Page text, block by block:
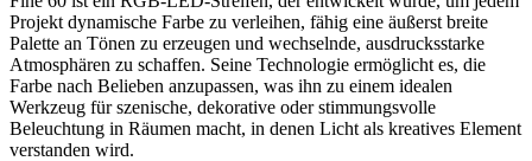
Projekt dynamische Farbe zu verleihen, fähig eine äußerst breite
Palette an Tönen zu erzeugen und wechselnde, ausdrucksstarke
Atmosphären zu schaffen. Seine Technologie ermöglicht es, die
Farbe nach Belieben anzupassen, was ihn zu einem idealen
Werkzeug für szenische, dekorative oder stimmungsvolle
Beleuchtung in Räumen macht, in denen Licht als kreatives Element
verstanden wird.